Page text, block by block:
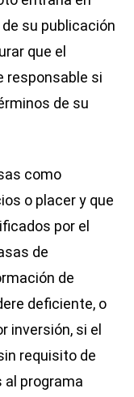
su publicación
que el
responsable si
de su
como
o placer y que
por el
de
de
deficiente, o
inversión, si el
requisito de
al programa